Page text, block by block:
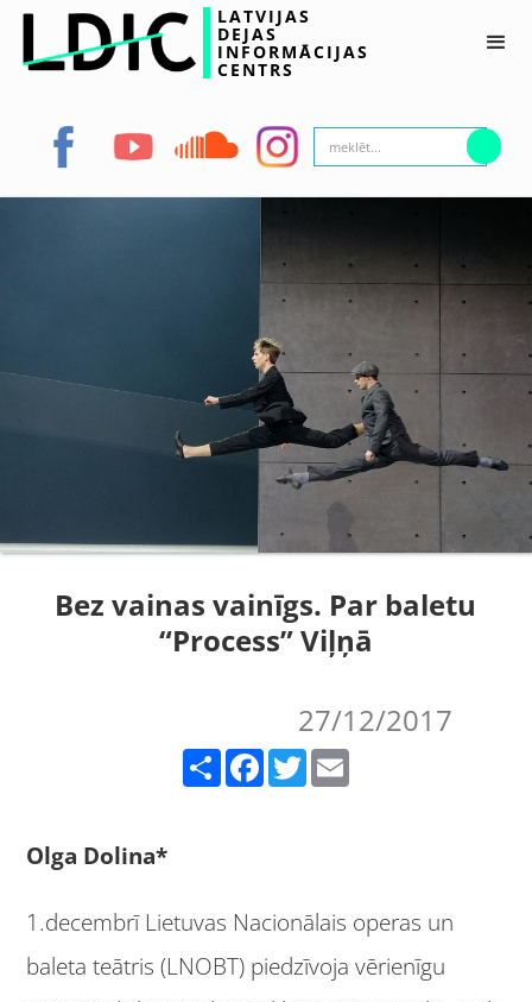
LATVIJAS
DEJAS
INFORMĀCIJAS
CENTRS
Bez vainas vainīgs. Par baletu
“Process” Viļņā
27/12/2017
Facebook Twitter
Olga Dolina*
1.decembrī Lietuvas Nacionālais operas un
baleta teātris (LNOBT) piedzīvoja vērienīgu